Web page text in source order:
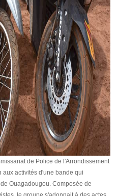
de Police de l'Arrondissement
aux activités d'une bande qui
Ouagadougou. Composée de